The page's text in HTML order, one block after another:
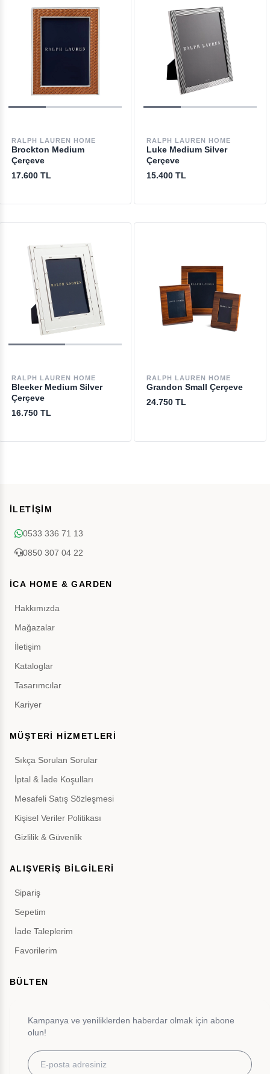
RALPH LAUREN HOME
Brockton Medium
Çerçeve
17.600 TL
RALPH LAUREN HOME
Luke Medium Silver
Çerçeve
15.400 TL
RALPH LAUREN HOME
Bleeker Medium Silver
Çerçeve
16.750 TL
RALPH LAUREN HOME
Grandon Small Çerçeve
24.750 TL
İLETİŞİM
0533 336 71 13
0850 307 04 22
İCA HOME & GARDEN
Hakkımızda
Mağazalar
İletişim
Kataloglar
Tasarımcılar
Kariyer
MÜŞTERİ HİZMETLERİ
Sıkça Sorulan Sorular
İptal & İade Koşulları
Mesafeli Satış Sözleşmesi
Kişisel Veriler Politikası
Gizlilik & Güvenlik
ALIŞVERİŞ BİLGİLERİ
Sipariş
Sepetim
İade Taleplerim
Favorilerim
BÜLTEN
Kampanya ve yeniliklerden haberdar olmak için abone
olun!